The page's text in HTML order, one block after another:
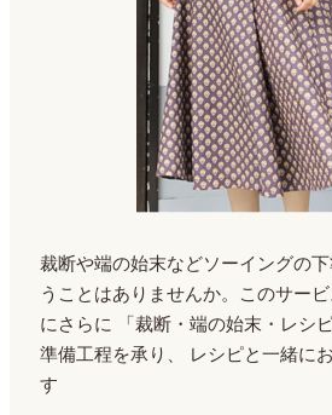
裁断や端の始末などソーイングの
うことはありませんか。このサー
にさらに 「裁断・端の始末・レシ
準備工程を承り、
レシピと一緒に
す